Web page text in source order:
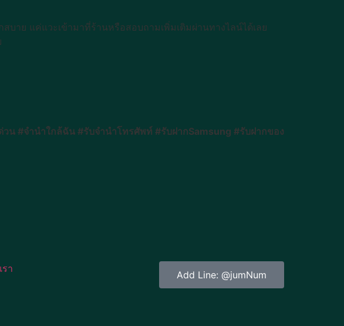
าย แค่แวะเข้ามาที่ร้านหรือสอบถามเพิ่มเติมผ่านทางไลน์ได้เลย
น #จำนำใกล้ฉัน #รับจำนำโทรศัพท์ #รับฝากSamsung #รับฝากของ
รา
Add Line: @jumNum